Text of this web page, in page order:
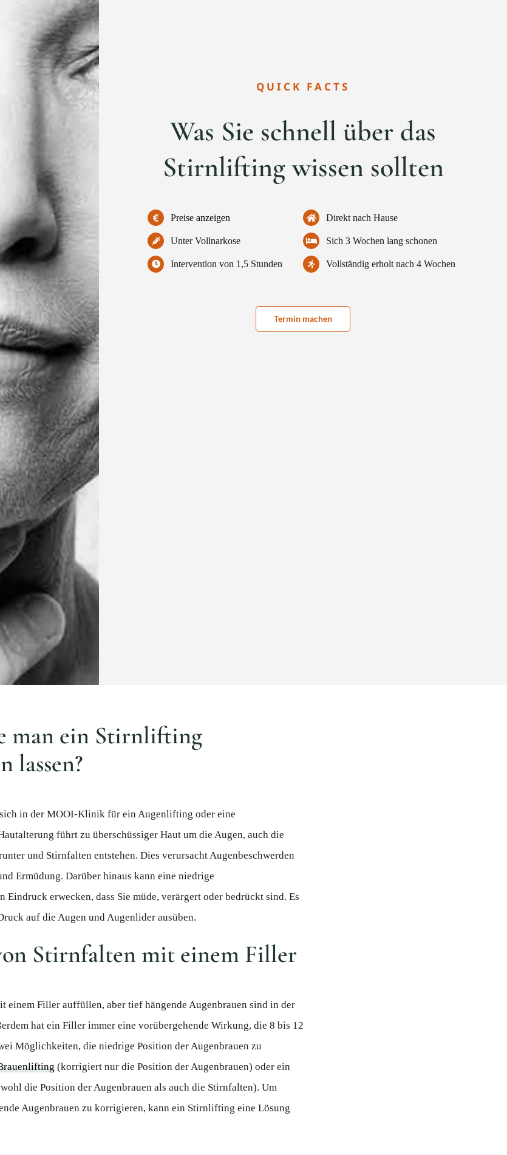
QUICK FACTS
Was Sie schnell über das
Stirnlifting wissen sollten
Preise anzeigen
Unter Vollnarkose
Intervention von 1,5 Stunden
Direkt nach Hause
Sich 3 Wochen lang schonen
Vollständig erholt nach 4 Wochen
Termin machen
man ein Stirnlifting
lassen?
in der MOOI-Klinik für ein Augenlifting oder eine
führt zu überschüssiger Haut um die Augen, auch die
und Stirnfalten entstehen. Dies verursacht Augenbeschwerden
Ermüdung. Darüber hinaus kann eine niedrige
Eindruck erwecken, dass Sie müde, verärgert oder bedrückt sind. Es
auf die Augen und Augenlider ausüben.
Stirnfalten mit einem Filler
einem Filler auffüllen, aber tief hängende Augenbrauen sind in der
hat ein Filler immer eine vorübergehende Wirkung, die 8 bis 12
Möglichkeiten, die niedrige Position der Augenbrauen zu
(korrigiert nur die Position der Augenbrauen) oder ein
die Position der Augenbrauen als auch die Stirnfalten). Um
Augenbrauen zu korrigieren, kann ein Stirnlifting eine Lösung